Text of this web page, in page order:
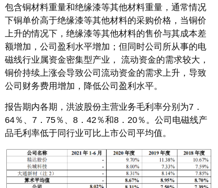
包含铜材料重量和绝缘漆等其他材料重量，通常情况
下铜单价高于绝缘漆等其他材料的采购价格，当铜价
上升的情况下，绝缘漆等其他材料的售价与其成本差
额增加，公司盈利水平增加；但同时公司所从事的电
磁线行业属资金密集型产业， 流动资金的需求较大，
铜价持续上涨会导致公司流动资金的需求上升，导致
公司财务费用增加，降低公司盈利水平。
报告期内各期，洪波股份主营业务毛利率分别为7．
64％、7．75％、8．42％和8．20％。公司电磁线产
品毛利率低于同行业可比上市公司平均值。